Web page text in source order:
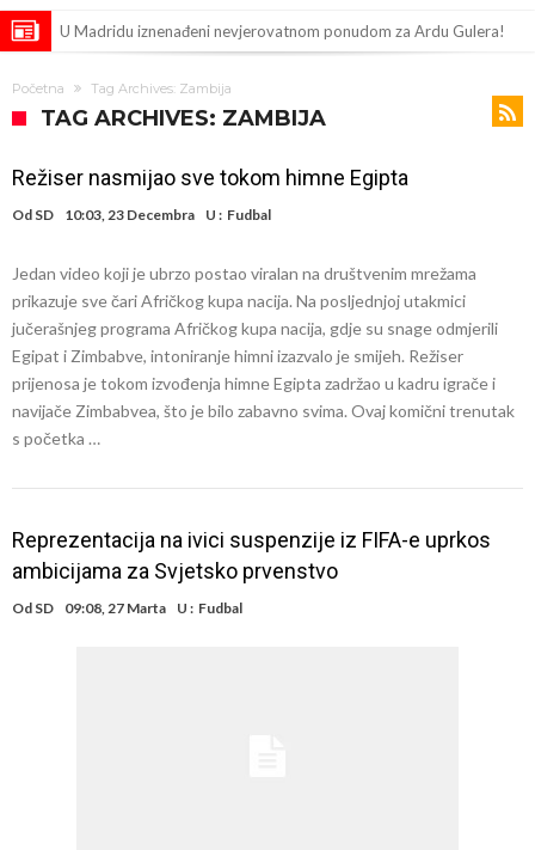
U Madridu iznenađeni nevjerovatnom ponudom za Ardu Gulera!
odabrao!
Marciniak objasnio zašto nije isključio Messija: Navijači i stručnjaci su
Hidratacijske pauze postale su biznis: FIFA ih ne planira ukinuti
Atletika?!
Ovo se Novaku nikad nije dešavalo: Sinner i Alcaraz odustaju, a
Zverev se odmah “raspao”
Infantino imao ljubavnicu: Isplivale skandalozne informacije, dobila je
novac od UEFA
Mourinho uvodi strogu disciplinu u Real Madrid. Ovo su tri nova
pravila
Arsenal dovodi zvijezdu Serie A za 138 miliona eura?
Početna Tag Archives: Zambija
TAG ARCHIVES: ZAMBIJA
Režiser nasmijao sve tokom himne Egipta
Od SD 10:03, 23 Decembra U : Fudbal
Jedan video koji je ubrzo postao viralan na društvenim mrežama
prikazuje sve čari Afričkog kupa nacija. Na posljednjoj utakmici
jučerašnjeg programa Afričkog kupa nacija, gdje su snage odmjerili
Egipat i Zimbabve, intoniranje himni izazvalo je smijeh. Režiser
prijenosa je tokom izvođenja himne Egipta zadržao u kadru igrače i
navijače Zimbabvea, što je bilo zabavno svima. Ovaj komični trenutak
s početka …
Reprezentacija na ivici suspenzije iz FIFA-e uprkos
ambicijama za Svjetsko prvenstvo
Od SD 09:08, 27 Marta U : Fudbal